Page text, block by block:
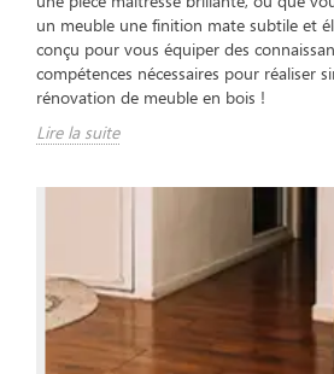
un meuble une finition mate subtile et
conçu pour vous équiper des
compétences nécessaires pour réaliser
rénovation de meuble en bois !
Lire la suite